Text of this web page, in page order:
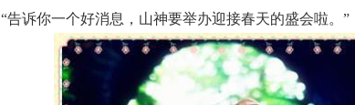
“告诉你一个好消息，山神要举办迎接春天的盛会啦。”